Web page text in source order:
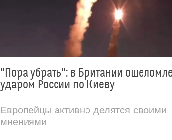
"Пора убрать": в Британии
ударом России по Киеву
Европейцы активно делятся своими
мнениями